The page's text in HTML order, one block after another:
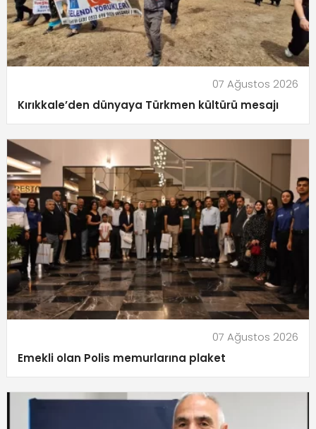
07 Ağustos 2026
Kırıkkale’den dünyaya Türkmen kültürü mesajı
07 Ağustos 2026
Emekli olan Polis memurlarına plaket